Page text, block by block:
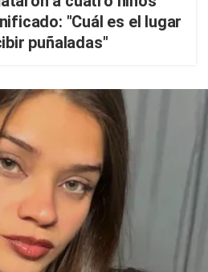
"Cuál es el lugar
puñaladas"